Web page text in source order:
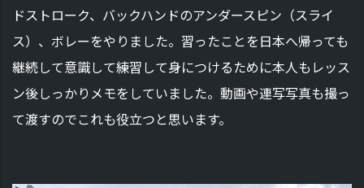
ドストローク、バックハンドのアンダースピン（スライ
ス）、ボレーをやりました。習ったことを日本へ帰っても
継続して意識して練習して身につけるために本人もレッス
ン後しっかりメモをしていました。動画や連写写真も撮っ
て渡すのでこれも役立つと思います。